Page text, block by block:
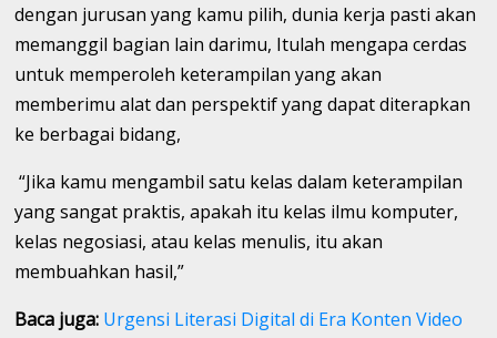
dengan jurusan yang kamu pilih, dunia kerja pasti akan
memanggil bagian lain darimu, Itulah mengapa cerdas
untuk memperoleh keterampilan yang akan
memberimu alat dan perspektif yang dapat diterapkan
ke berbagai bidang,
“Jika kamu mengambil satu kelas dalam keterampilan
yang sangat praktis, apakah itu kelas ilmu komputer,
kelas negosiasi, atau kelas menulis, itu akan
membuahkan hasil,”
Baca juga: Urgensi Literasi Digital di Era Konten Video